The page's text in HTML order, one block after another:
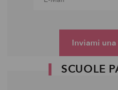
Inviami
SCUOLE